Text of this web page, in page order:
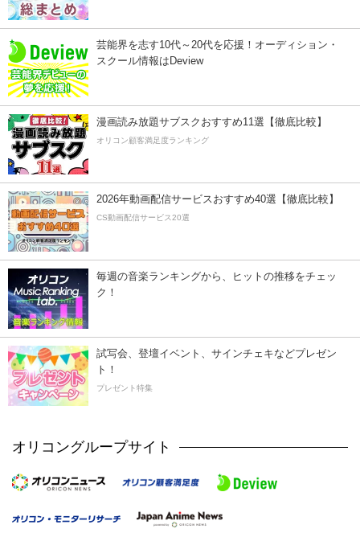
芸能界を志す10代～20代を応援！オーディション・
スクール情報はDeview
漫画読み放題サブスクおすすめ11選【徹底比較】
オリコン顧客満足度ランキング
2026年動画配信サービスおすすめ40選【徹底比較】
CS動画配信サービス20選
毎週の音楽ランキングから、ヒットの推移をチェッ
ク！
試写会、登壇イベント、サインチェキなどプレゼン
ト！
プレゼント特集
オリコングループサイト